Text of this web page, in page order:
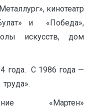
кинотеатр
и «Победа»,
искусств, дом
года. С 1986 года —
«Мартен»